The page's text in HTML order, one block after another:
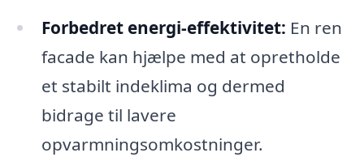
Forbedret energi-effektivitet: En ren
facade kan hjælpe med at opretholde
et stabilt indeklima og dermed
bidrage til lavere
opvarmningsomkostninger.